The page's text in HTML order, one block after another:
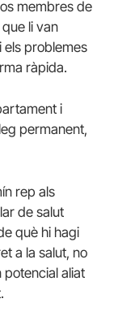
membres de
li van
els problemes
ràpida.
i
permanent,
rep als
de salut
què hi hagi
a la salut, no
potencial aliat